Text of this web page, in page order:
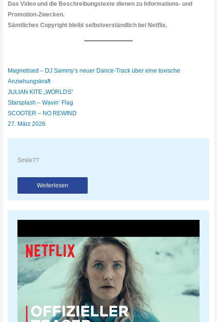
Das Video und die Beschreibungstexte dienen zu Informations- und
Promotion-Zwecken.
Sämtliches Copyright bleibt selbstverständlich bei Netflix.
Magnetised – DJ Sammy‘s neuer Dance-Track über eine toxische
Anziehungskraft
JULIAN KITE „WORLDS“
Starsplash – Wavin‘ Flag
SCOOTER – NO REWIND
27. März 2026
Smile??
Weiterlesen